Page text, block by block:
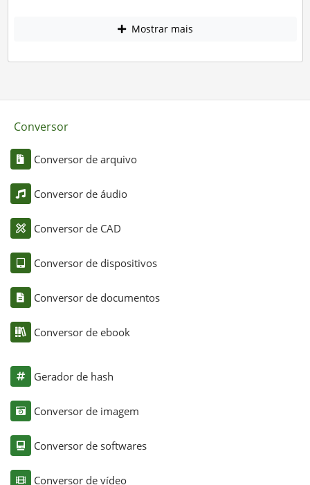
Mostrar mais
Conversor
Conversor de arquivo
Conversor de áudio
Conversor de CAD
Conversor de dispositivos
Conversor de documentos
Conversor de ebook
Gerador de hash
Conversor de imagem
Conversor de softwares
Conversor de vídeo